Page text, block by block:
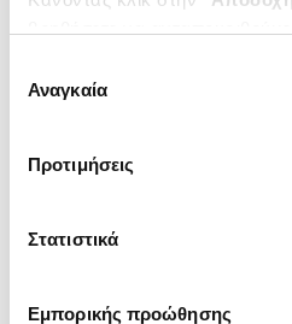
ενδιαφέρουν και να
΄΄και
συγκατάθεσης
Αναγκαία
Προτιμήσεις
Στατιστικά
Εμπορικής προώθησης